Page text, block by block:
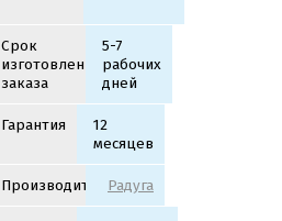
Cрок
изготовления
заказа
5-7
рабочих
дней
Гарантия
12
месяцев
ПроизводительРадуга